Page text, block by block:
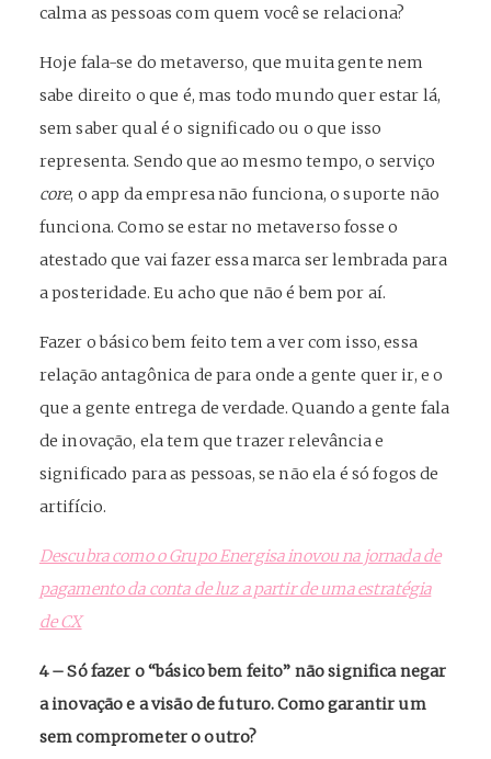
calma as pessoas com quem você se relaciona?
Hoje fala-se do metaverso, que muita gente nem
sabe direito o que é, mas todo mundo quer estar lá,
sem saber qual é o significado ou o que isso
representa. Sendo que ao mesmo tempo, o serviço
core, o app da empresa não funciona, o suporte não
funciona. Como se estar no metaverso fosse o
atestado que vai fazer essa marca ser lembrada para
a posteridade. Eu acho que não é bem por aí.
Fazer o básico bem feito tem a ver com isso, essa
relação antagônica de para onde a gente quer ir, e o
que a gente entrega de verdade. Quando a gente fala
de inovação, ela tem que trazer relevância e
significado para as pessoas, se não ela é só fogos de
artifício.
Descubra como o Grupo Energisa inovou na jornada de
pagamento da conta de luz a partir de uma estratégia
de CX
4 – Só fazer o “básico bem feito” não significa negar
a inovação e a visão de futuro. Como garantir um
sem comprometer o outro?